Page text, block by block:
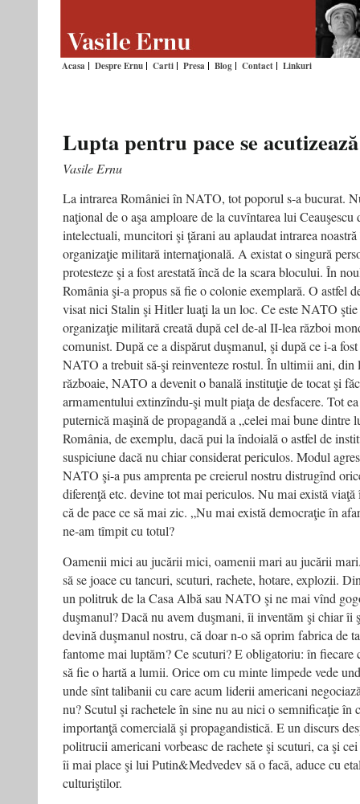
Acasa Despre Ernu Carti Presa Blog Contact Linkuri
Lupta pentru pace se acutizează
Vasile Ernu
La intrarea României în NATO, tot poporul s-a bucurat.
naţional de o aşa amploare de la cuvîntarea lui
intelectuali, muncitori şi ţărani au aplaudat intrarea
organizaţie militară internaţională. A existat o singură
protesteze şi a fost arestată încă de la scara blocului. În
România şi-a propus să fie o colonie exemplară. O astfel
visat nici Stalin şi Hitler luaţi la un loc. Ce este NATO
organizaţie militară creată după cel de-al II-lea război
comunist. După ce a dispărut duşmanul, şi după ce i-a
NATO a trebuit să-şi reinventeze rostul. În ultimii ani, din
războaie, NATO a devenit o banală instituţie de tocat şi
armamentului extinzîndu-şi mult piaţa de desfacere. Tot
puternică maşină de propagandă a „celei mai bune dintre
România, de exemplu, dacă pui la îndoială o astfel de
suspiciune dacă nu chiar considerat periculos. Modul
NATO şi-a pus amprenta pe creierul nostru distrugînd
diferenţă etc. devine tot mai periculos. Nu mai există
că de pace ce să mai zic. „Nu mai există democraţie în
ne-am tîmpit cu totul?
Oamenii mici au jucării mici, oamenii mari au jucării
să se joace cu tancuri, scuturi, rachete, hotare, explozii.
un politruk de la Casa Albă sau NATO şi ne mai vînd
duşmanul? Dacă nu avem duşmani, îi inventăm şi chiar îi
devină duşmanul nostru, că doar n-o să oprim fabrica de
fantome mai luptăm? Ce scuturi? E obligatoriu: în fiecare
să fie o hartă a lumii. Orice om cu minte limpede vede
unde sînt talibanii cu care acum liderii americani
nu? Scutul şi rachetele în sine nu au nici o semnificaţie în
importanţă comercială şi propagandistică. E un discurs
politrucii americani vorbeasc de rachete şi scuturi, ca şi
îi mai place şi lui Putin&Medvedev să o facă, aduce cu
culturiştilor.